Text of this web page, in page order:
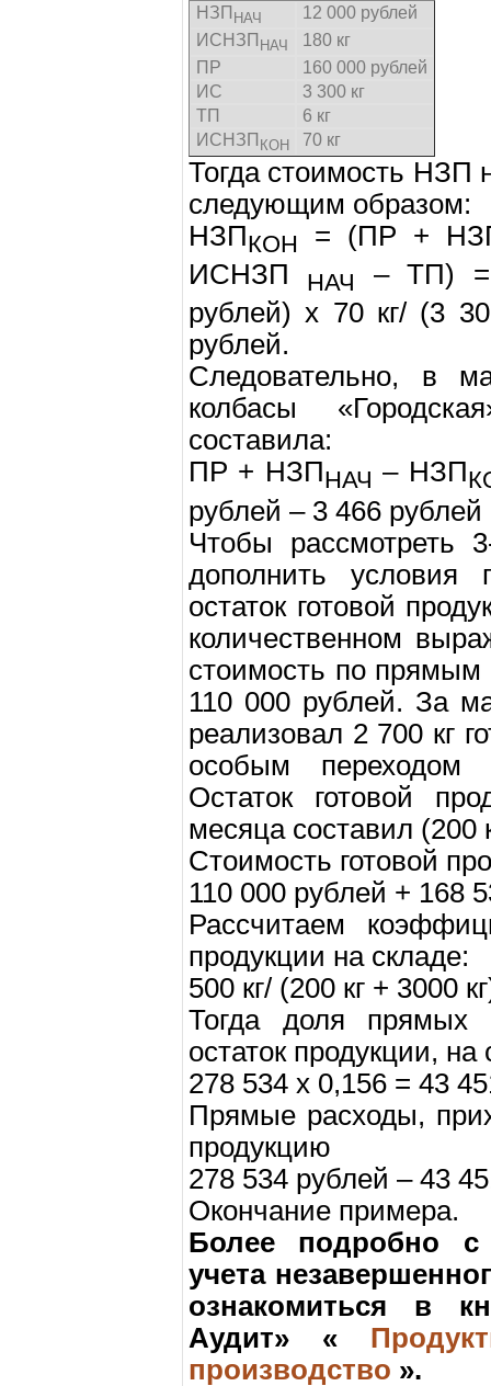
НЗП НАЧ
12 000 рублей
ИСНЗП НАЧ
180 кг
ПР
160 000 рублей
ИС
3 300 кг
ТП
6 кг
ИСНЗП КОН 70 кг
Тогда стоимость НЗП
следующим образом:
НЗПКОН = (ПР +
ИСНЗП НАЧ
– ТП) =
рублей) х 70 кг/ (3
рублей.
Следовательно, в
колбасы
составила:
ПР + НЗПНАЧ – НЗП
рублей – 3 466
Чтобы рассмотреть
дополнить условия
остаток готовой
количественном
стоимость по прямым
110 000 рублей. За
реализовал 2 700 кг
особым переходом
Остаток готовой
месяца составил (200
Стоимость готовой
110 000 рублей + 168
Рассчитаем
продукции на складе:
500 кг/ (200 кг + 3000
Тогда доля прямых
остаток продукции, на
278 534 х 0,156 = 43
Прямые расходы,
продукцию
278 534 рублей – 43
Окончание примера.
Более подробно с
учета
ознакомиться в
Аудит» «
производство ».